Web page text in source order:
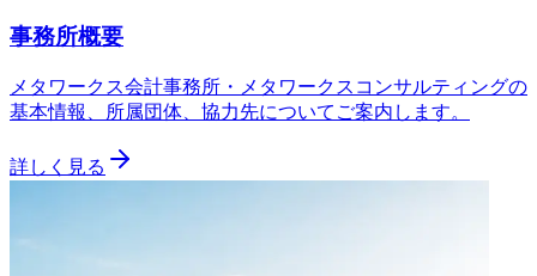
事務所概要
メタワークス会計事務所・メタワークスコンサルティングの
基本情報、所属団体、協力先についてご案内します。
詳しく見る